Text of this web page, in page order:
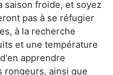
saison froide, et soyez
pas à se réfugier
à la recherche
et une température
apprendre
rongeurs, ainsi que